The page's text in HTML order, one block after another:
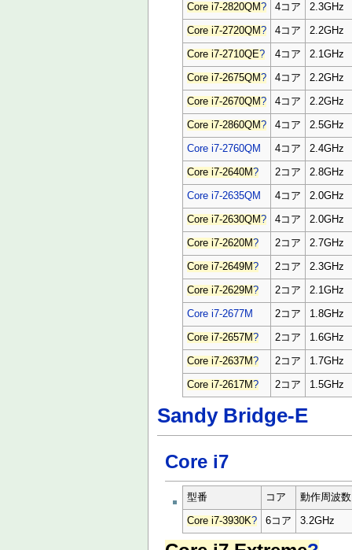
Core i7-2820QM? 4コア 2.3GHz
Core i7-2720QM? 4コア 2.2GHz
Core i7-2710QE? 4コア 2.1GHz
Core i7-2675QM? 4コア 2.2GHz
Core i7-2670QM? 4コア 2.2GHz
Core i7-2860QM? 4コア 2.5GHz
Core i7-2760QM 4コア 2.4GHz
Core i7-2640M? 2コア 2.8GHz
Core i7-2635QM 4コア 2.0GHz
Core i7-2630QM? 4コア 2.0GHz
Core i7-2620M? 2コア 2.7GHz
Core i7-2649M? 2コア 2.3GHz
Core i7-2629M? 2コア 2.1GHz
Core i7-2677M 2コア 1.8GHz
Core i7-2657M? 2コア 1.6GHz
Core i7-2637M? 2コア 1.7GHz
Core i7-2617M? 2コア 1.5GHz
Sandy Bridge-E
Core i7
型番 コア 動作周波数
Core i7-3930K? 6コア 3.2GHz